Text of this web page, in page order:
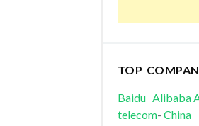
TOP
Baidu Alibaba
telecom- China